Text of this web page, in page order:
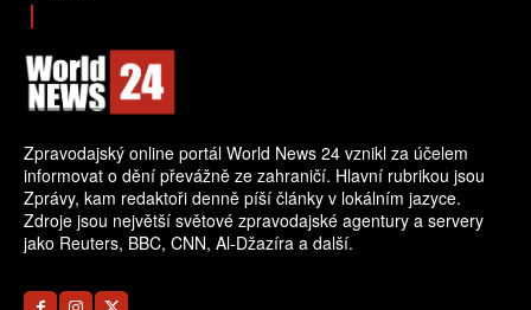
Zpravodajský online portál World News 24 vznikl za účelem
informovat o dění převážně ze zahraničí. Hlavní rubrikou jsou
Zprávy, kam redaktoři denně píší články v lokálním jazyce.
Zdroje jsou největší světové zpravodajské agentury a servery
jako Reuters, BBC, CNN, Al-Džazíra a další.